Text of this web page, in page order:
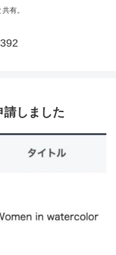
有。
請しました